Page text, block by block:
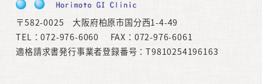
〒582-0025 大阪府柏原市国分西1-4-49
TEL：072-976-6060 FAX：072-976-6061
適格請求書発行事業者登録番号：T9810254196163